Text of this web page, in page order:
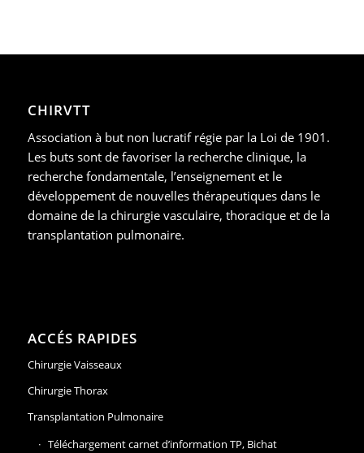
CHIRVTT
Association à but non lucratif régie par la Loi de 1901.
Les buts sont de favoriser la recherche clinique, la
recherche fondamentale, l’enseignement et le
développement de nouvelles thérapeutiques dans le
domaine de la chirurgie vasculaire, thoracique et de la
transplantation pulmonaire.
ACCÉS RAPIDES
Chirurgie Vaisseaux
Chirurgie Thorax
Transplantation Pulmonaire
Téléchargement carnet d’information TP, Bichat